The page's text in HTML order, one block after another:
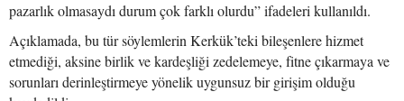
pazarlık olmasaydı durum çok farklı olurdu” ifadeleri kullanıldı.
Açıklamada, bu tür söylemlerin Kerkük’teki bileşenlere hizmet
etmediği, aksine birlik ve kardeşliği zedelemeye, fitne çıkarmaya ve
sorunları derinleştirmeye yönelik uygunsuz bir girişim olduğu